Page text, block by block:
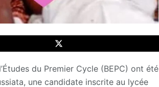
du Premier Cycle (BEPC) ont été
une candidate inscrite au lycée